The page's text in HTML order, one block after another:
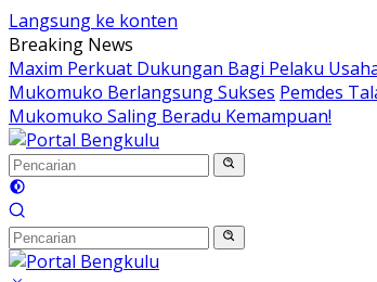
Langsung ke konten
Breaking News
Maxim Perkuat Dukungan Bagi Pelaku
Mukomuko Berlangsung Sukses Pemdes
Mukomuko Saling Beradu Kemampuan!